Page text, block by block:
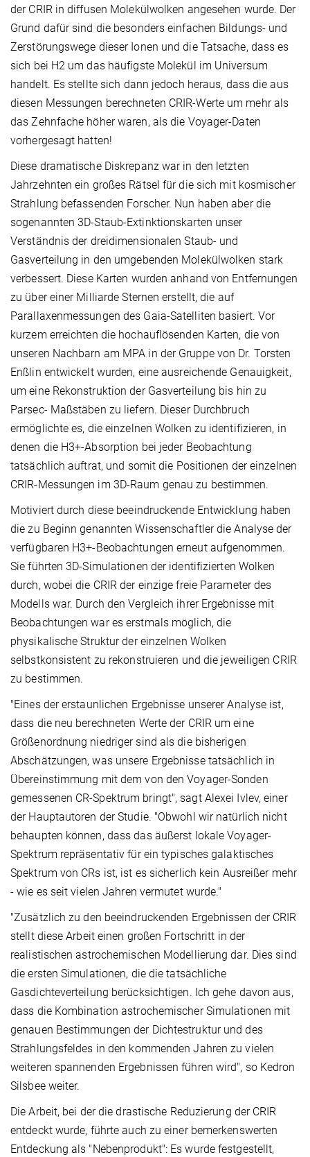
der CRIR in diffusen Molekülwolken angesehen wurde. Der
Grund dafür sind die besonders einfachen Bildungs- und
Zerstörungswege dieser Ionen und die Tatsache, dass es
sich bei H2 um das häufigste Molekül im Universum
handelt. Es stellte sich dann jedoch heraus, dass die aus
diesen Messungen berechneten CRIR-Werte um mehr als
das Zehnfache höher waren, als die Voyager-Daten
vorhergesagt hatten!
Diese dramatische Diskrepanz war in den letzten
Jahrzehnten ein großes Rätsel für die sich mit kosmischer
Strahlung befassenden Forscher. Nun haben aber die
sogenannten 3D-Staub-Extinktionskarten unser
Verständnis der dreidimensionalen Staub- und
Gasverteilung in den umgebenden Molekülwolken stark
verbessert. Diese Karten wurden anhand von Entfernungen
zu über einer Milliarde Sternen erstellt, die auf
Parallaxenmessungen des Gaia-Satelliten basiert. Vor
kurzem erreichten die hochauflösenden Karten, die von
unseren Nachbarn am MPA in der Gruppe von Dr. Torsten
Enßlin entwickelt wurden, eine ausreichende Genauigkeit,
um eine Rekonstruktion der Gasverteilung bis hin zu
Parsec- Maßstäben zu liefern. Dieser Durchbruch
ermöglichte es, die einzelnen Wolken zu identifizieren, in
denen die H3+-Absorption bei jeder Beobachtung
tatsächlich auftrat, und somit die Positionen der einzelnen
CRIR-Messungen im 3D-Raum genau zu bestimmen.
Motiviert durch diese beeindruckende Entwicklung haben
die zu Beginn genannten Wissenschaftler die Analyse der
verfügbaren H3+-Beobachtungen erneut aufgenommen.
Sie führten 3D-Simulationen der identifizierten Wolken
durch, wobei die CRIR der einzige freie Parameter des
Modells war. Durch den Vergleich ihrer Ergebnisse mit
Beobachtungen war es erstmals möglich, die
physikalische Struktur der einzelnen Wolken
selbstkonsistent zu rekonstruieren und die jeweiligen CRIR
zu bestimmen.
"Eines der erstaunlichen Ergebnisse unserer Analyse ist,
dass die neu berechneten Werte der CRIR um eine
Größenordnung niedriger sind als die bisherigen
Abschätzungen, was unsere Ergebnisse tatsächlich in
Übereinstimmung mit dem von den Voyager-Sonden
gemessenen CR-Spektrum bringt", sagt Alexei Ivlev, einer
der Hauptautoren der Studie. "Obwohl wir natürlich nicht
behaupten können, dass das äußerst lokale Voyager-
Spektrum repräsentativ für ein typisches galaktisches
Spektrum von CRs ist, ist es sicherlich kein Ausreißer mehr
- wie es seit vielen Jahren vermutet wurde."
"Zusätzlich zu den beeindruckenden Ergebnissen der CRIR
stellt diese Arbeit einen großen Fortschritt in der
realistischen astrochemischen Modellierung dar. Dies sind
die ersten Simulationen, die die tatsächliche
Gasdichteverteilung berücksichtigen. Ich gehe davon aus,
dass die Kombination astrochemischer Simulationen mit
genauen Bestimmungen der Dichtestruktur und des
Strahlungsfeldes in den kommenden Jahren zu vielen
weiteren spannenden Ergebnissen führen wird", so Kedron
Silsbee weiter.
Die Arbeit, bei der die drastische Reduzierung der CRIR
entdeckt wurde, führte auch zu einer bemerkenswerten
Entdeckung als "Nebenprodukt": Es wurde festgestellt,